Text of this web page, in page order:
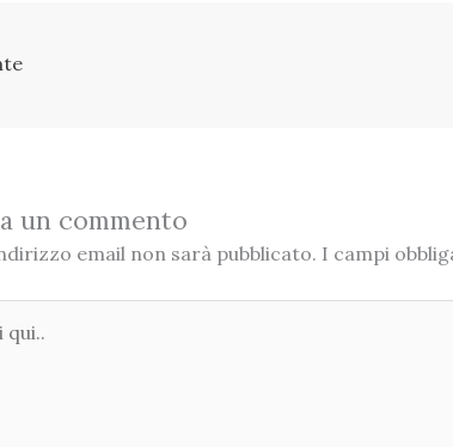
un commento
email non sarà pubblicato. I campi